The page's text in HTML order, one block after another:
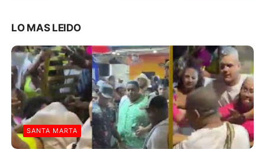
LO MAS LEIDO
SANTA MARTA